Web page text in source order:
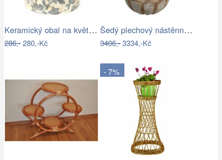
Keramický obal na květináč se šedými…
286,-280,-Kč
Šedý plechový nástěnný květináč ve…
3406,-3334,-Kč
- 7%